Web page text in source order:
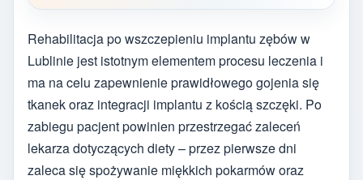
Rehabilitacja po wszczepieniu implantu zębów w
Lublinie jest istotnym elementem procesu leczenia i
ma na celu zapewnienie prawidłowego gojenia się
tkanek oraz integracji implantu z kością szczęki. Po
zabiegu pacjent powinien przestrzegać zaleceń
lekarza dotyczących diety – przez pierwsze dni
zaleca się spożywanie miękkich pokarmów oraz